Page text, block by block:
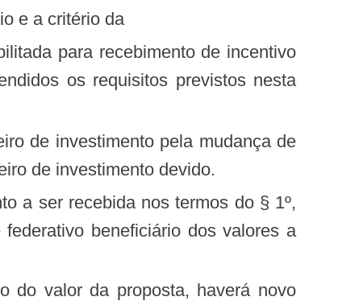
e a critério da
os requisitos previstos nesta
de investimento pela mudança de
de investimento devido.
a ser recebida nos termos do § 1º,
beneficiário dos valores a
do valor da proposta, haverá novo